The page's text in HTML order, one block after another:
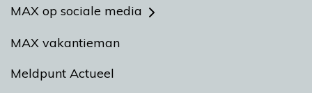
MAX op sociale media
MAX vakantieman
Meldpunt Actueel